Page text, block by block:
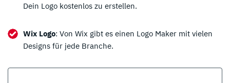
Dein Logo kostenlos zu erstellen.
Wix Logo: Von Wix gibt es einen Logo Maker mit vielen
Designs für jede Branche.